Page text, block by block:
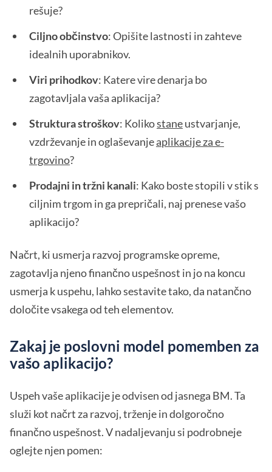
rešuje?
Ciljno občinstvo: Opišite lastnosti in zahteve
idealnih uporabnikov.
Viri prihodkov: Katere vire denarja bo
zagotavljala vaša aplikacija?
Struktura stroškov: Kolikostaneustvarjanje,
vzdrževanje in oglaševanjeaplikacije za e-
trgovino?
Prodajni in tržni kanali: Kako boste stopili v stik s
ciljnim trgom in ga prepričali, naj prenese vašo
aplikacijo?
Načrt, ki usmerja razvoj programske opreme,
zagotavlja njeno finančno uspešnost in jo na koncu
usmerja k uspehu, lahko sestavite tako, da natančno
določite vsakega od teh elementov.
Zakaj je poslovni model pomemben za
vašo aplikacijo?
Uspeh vaše aplikacije je odvisen od jasnega BM. Ta
služi kot načrt za razvoj, trženje in dolgoročno
finančno uspešnost. V nadaljevanju si podrobneje
oglejte njen pomen: